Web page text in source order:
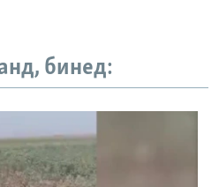
бинед: